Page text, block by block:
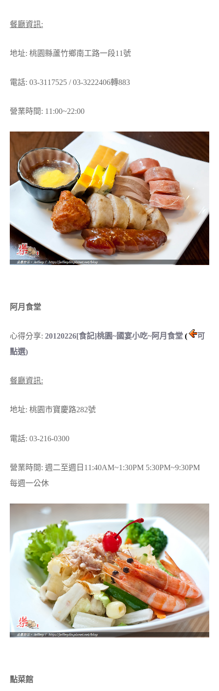
餐廳資訊:
地址: 桃園縣蘆竹鄉南工路一段11號
電話: 03-3117525 / 03-3222406轉883
營業時間: 11:00~22:00
阿月食堂
心得分享: 20120226[食記]桃園~國宴小吃~阿月食堂 (
可
點選)
餐廳資訊:
地址: 桃園市寶慶路282號
電話: 03-216-0300
營業時間: 週二至週日11:40AM~1:30PM 5:30PM~9:30PM
每週一公休
點菜館